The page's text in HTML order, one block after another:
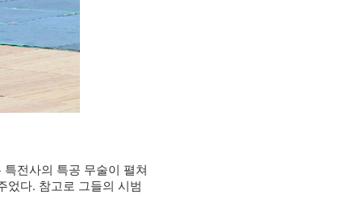
전사의 특공 무술이 펼쳐
었다. 참고로 그들의 시범